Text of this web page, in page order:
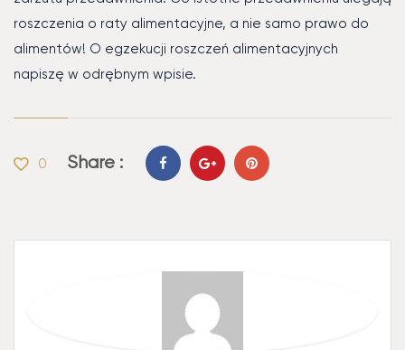
roszczenia o raty alimentacyjne, a nie samo prawo do
alimentów! O egzekucji roszczeń alimentacyjnych
napiszę w odrębnym wpisie.
0 Share :